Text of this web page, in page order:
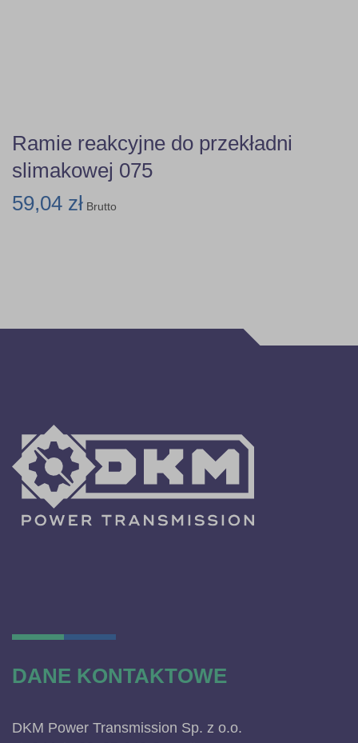
Ramie reakcyjne do przekładni
slimakowej 075
59,04 zł Brutto
DANE KONTAKTOWE
DKM Power Transmission Sp. z o.o.